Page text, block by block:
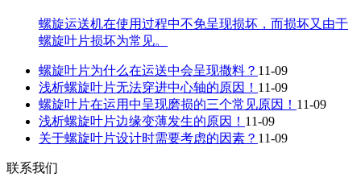
螺旋运送机在使用过程中不免呈现损坏，而损坏又由于
螺旋叶片损坏为常见。
螺旋叶片为什么在运送中会呈现撒料？ 11-09
浅析螺旋叶片无法穿进中心轴的原因！ 11-09
螺旋叶片在运用中呈现磨损的三个常见原因！ 11-09
浅析螺旋叶片边缘变薄发生的原因！ 11-09
关于螺旋叶片设计时需要考虑的因素？ 11-09
联系我们